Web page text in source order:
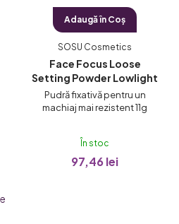
Face Focus Loose
Setting Powder Lowlight
SOSU Cosmetics
În stoc
97,46 lei
Adaugă în Coş
Pudră fixativă pentru un
machiaj mai rezistent 11g